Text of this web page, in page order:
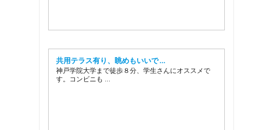
共用テラス有り、眺めもいいで …
神戸学院大学まで徒歩８分、学生さんにオススメで
す。コンビニも …